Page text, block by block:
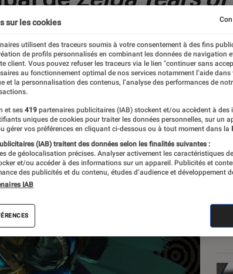
fans
sur les cookies
utilisent des traceurs soumis à votre consentement à des fins
de profils personnalisés en combinant les données de navigation
client. Vous pouvez refuser les traceurs via le lien "continuer sans
au fonctionnement optimal de nos services notamment l’aide
et la personnalisation des contenus, l’analyse des performances de
et ses 419 partenaires publicitaires (IAB) stockent et/ou accèdent à des
uniques de cookies pour traiter les données personnelles, sur un
gérer vos préférences en cliquant ci-dessous ou à tout moment dans la
(IAB) traitent des données selon les finalités suivantes :
de géolocalisation précises. Analyser activement les caractéristiques
et/ou accéder à des informations sur un appareil. Publicités et
des publicités et du contenu, études d’audience et développement
IAB